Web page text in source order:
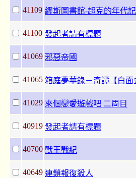
41109 繆斯圖書館-超克的年代記
41100 發起者請有標題
41069 邪惡帝國
41065 箱庭夢華錄－奇譚【白面
41029 來個戀愛遊戲吧 二周目
40919 發起者請有標題
40700 獸王戰紀
40649 連鎖報復殺人